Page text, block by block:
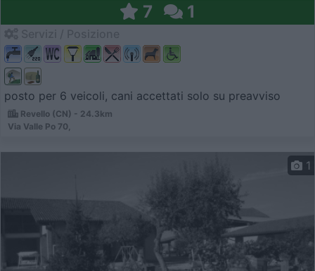
7 1
posto per 6 veicoli, cani accettati solo su preavviso
Revello (CN) - 24.3km
Via Valle Po 70,
1